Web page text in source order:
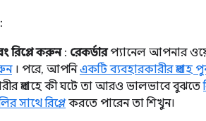
রিপ্লে করুন: রেকর্ডারপ্যানেল আপনার
। পরে, আপনিএকটি ব্যবহারকারীর প্রবাহ
প্রবাহে কী ঘটে তা আরও ভালভাবে বুঝতে
সাথে রিপ্লেকরতে পারেন তা শিখুন।